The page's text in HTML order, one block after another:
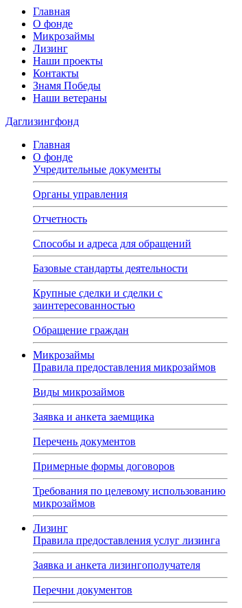
Главная
О фонде
Микрозаймы
Лизинг
Наши проекты
Контакты
Знамя Победы
Наши ветераны
Даглизингфонд
Главная
О фонде
Учредительные документы
Органы управления
Отчетность
Способы и адреса для обращений
Базовые стандарты деятельности
Крупные сделки и сделки с
заинтересованностью
Обращение граждан
Микрозаймы
Правила предоставления микрозаймов
Виды микрозаймов
Заявка и анкета заемщика
Перечень документов
Примерные формы договоров
Требования по целевому использованию
микрозаймов
Лизинг
Правила предоставления услуг лизинга
Заявка и анкета лизингополучателя
Перечни документов